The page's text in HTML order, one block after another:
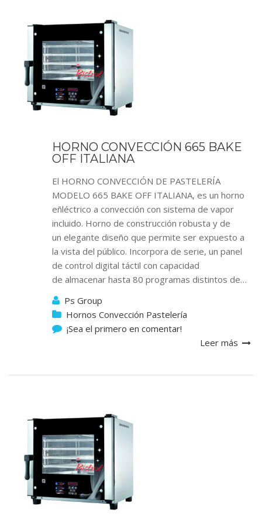
HORNO CONVECCIÓN 665 BAKE
OFF ITALIANA
El HORNO CONVECCIÓN DE PASTELERÍA
MODELO 665 BAKE OFF ITALIANA, es un horno
eñléctrico a convección con sistema de vapor
incluido. Horno de construcción robusta y de
un elegante diseño que permite ser expuesto a
la vista del público. Incorpora de serie, un panel
de control digital táctil con capacidad
de almacenar hasta 80 programas distintos de…
Ps Group
Hornos Convección Pastelería
¡Sea el primero en comentar!
Leer más